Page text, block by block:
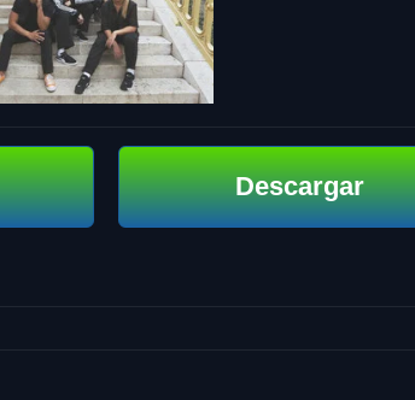
Descargar